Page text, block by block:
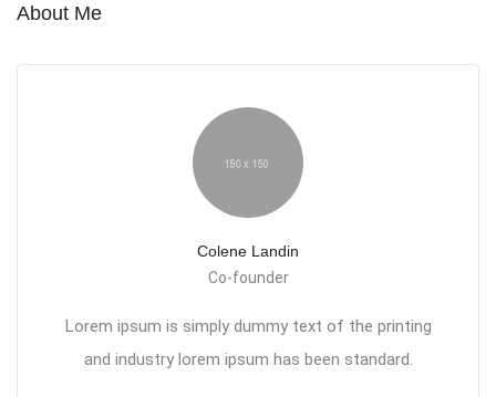
About Me
Colene Landin
Co-founder
Lorem ipsum is simply dummy text of the printing
and industry lorem ipsum has been standard.